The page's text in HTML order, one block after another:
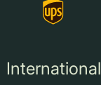
International